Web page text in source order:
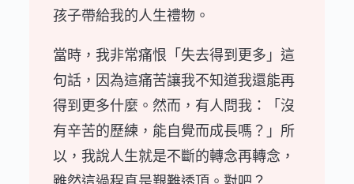
孩子帶給我的人生禮物。
當時，我非常痛恨「失去得到更多」這
句話，因為這痛苦讓我不知道我還能再
得到更多什麼。然而，有人問我：「沒
有辛苦的歷練，能自覺而成長嗎？」所
以，我說人生就是不斷的轉念再轉念，